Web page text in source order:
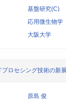
基盤研究(C)
応用微生物学
大阪大学
ロセシング技術の新
原島 俊